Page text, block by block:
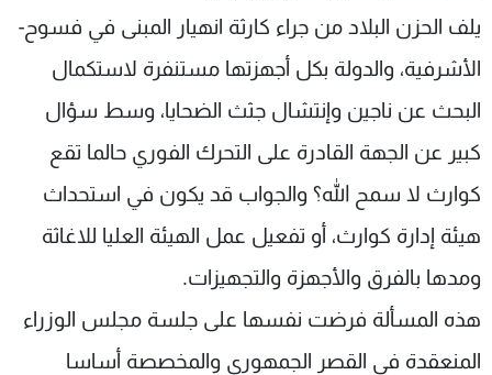
يلف الحزن البلاد من جراء كارثة انهيار المبنى في فسوح-
الأشرفية، والدولة بكل أجهزتها مستنفرة لاستكمال
البحث عن ناجين وإنتشال جثث الضحايا، وسط سؤال
كبير عن الجهة القادرة على التحرك الفوري حالما تقع
كوارث لا سمح الله؟ والجواب قد يكون في استحداث
هيئة إدارة كوارث، أو تفعيل عمل الهيئة العليا للاغاثة
ومدها بالفرق والأجهزة والتجهيزات.
هذه المسألة فرضت نفسها على جلسة مجلس الوزراء
المنعقدة في القصر الجمهوري والمخصصة أساسا